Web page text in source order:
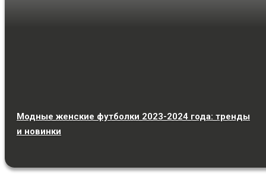
Модные женские футболки 2023-2024 года: тренды
и новинки